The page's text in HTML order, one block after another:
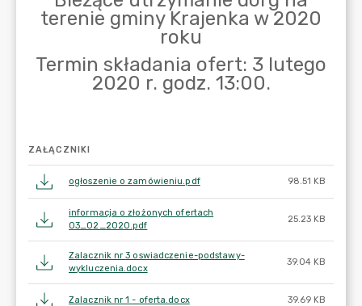
ZAŁĄCZNIKI
ogłoszenie o zamówieniu.pdf 98.51 KB
informacja o złożonych ofertach
03_02_2020.pdf
25.23 KB
Zalacznik nr 3 oswiadczenie-podstawy-
wykluczenia.docx
39.04 KB
Zalacznik nr 1 - oferta.docx 39.69 KB